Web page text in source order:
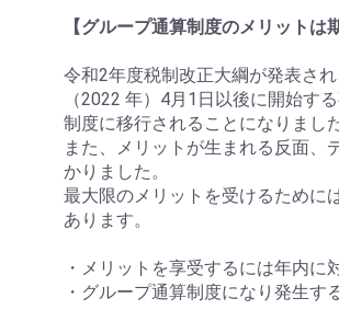
【グループ通算制度のメリットは
令和2年度税制改正大綱が発表さ
（2022 年）4月1日以後に開始す
制度に移行されることになりました
また、メリットが生まれる反面、
かりました。
最大限のメリットを受けるために
あります。
・メリットを享受するには年内に
・グループ通算制度になり発生す